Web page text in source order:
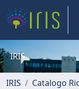
IRIS
IRIS
Catalogo